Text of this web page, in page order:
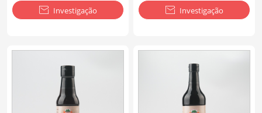
 Investigação  Investigação